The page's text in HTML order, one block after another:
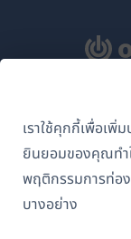
เราใช้คุกกี้เพื่อเพิ่
ยินยอมของคุณทำ
พฤติกรรมการท่อ
บางอย่าง